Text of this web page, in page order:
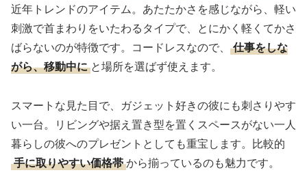
近年トレンドのアイテム。あたたかさを感じながら、軽い
刺激で首まわりをいたわるタイプで、とにかく軽くてかさ
ばらないのが特徴です。コードレスなので、
仕事をしな
がら、移動中に と場所を選ばず使えます。
スマートな見た目で、ガジェット好きの彼にも刺さりやす
い一台。リビングや据え置き型を置くスペースがない一人
暮らしの彼へのプレゼントとしても重宝します。比較的
手に取りやすい価格帯から揃っているのも魅力です。